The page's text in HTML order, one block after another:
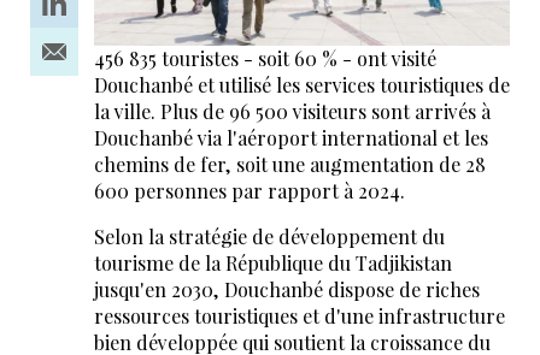
456 835 touristes - soit 60 % - ont visité
Douchanbé et utilisé les services touristiques de
la ville. Plus de 96 500 visiteurs sont arrivés à
Douchanbé via l'aéroport international et les
chemins de fer, soit une augmentation de 28
600 personnes par rapport à 2024.
Selon la stratégie de développement du
tourisme de la République du Tadjikistan
jusqu'en 2030, Douchanbé dispose de riches
ressources touristiques et d'une infrastructure
bien développée qui soutient la croissance du